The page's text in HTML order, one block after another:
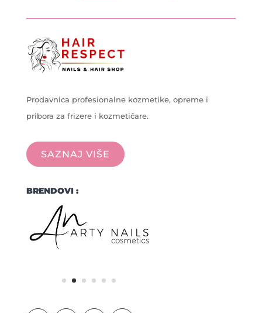
Prodavnica profesionalne kozmetike, opreme i
pribora za frizere i kozmetičare.
SAZNAJ VIŠE
BRENDOVI :